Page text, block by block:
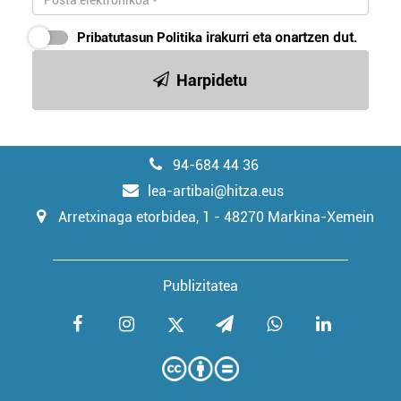
Pribatutasun Politika irakurri eta onartzen dut.
Harpidetu
94-684 44 36
lea-artibai@hitza.eus
Arretxinaga etorbidea, 1 - 48270 Markina-Xemein
Publizitatea